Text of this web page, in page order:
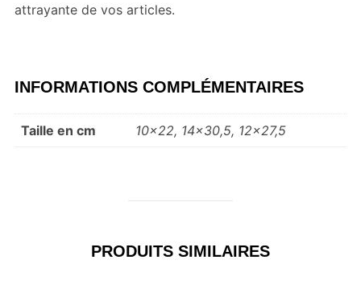
attrayante de vos articles.
INFORMATIONS COMPLÉMENTAIRES
Taille en cm 10×22, 14×30,5, 12×27,5
PRODUITS SIMILAIRES